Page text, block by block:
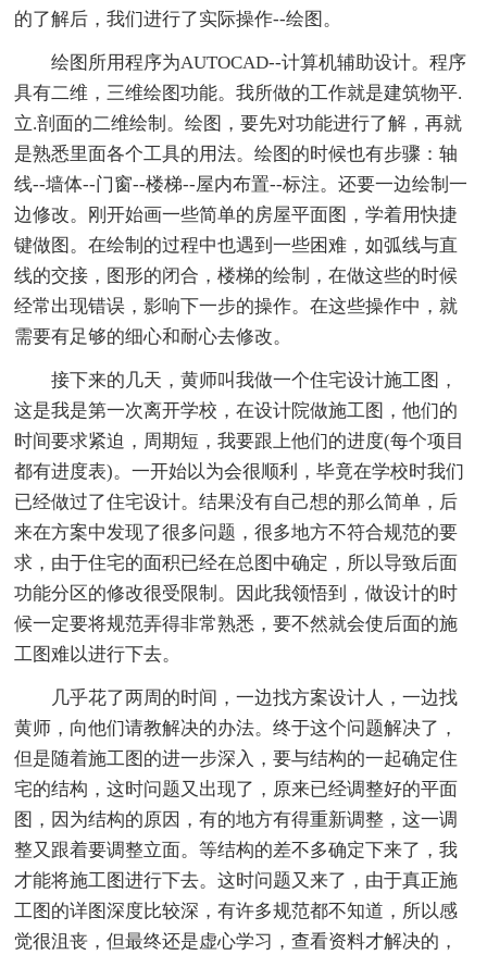
的了解后，我们进行了实际操作--绘图。
绘图所用程序为AUTOCAD--计算机辅助设计。程序
具有二维，三维绘图功能。我所做的工作就是建筑物平.
立.剖面的二维绘制。绘图，要先对功能进行了解，再就
是熟悉里面各个工具的用法。绘图的时候也有步骤：轴
线--墙体--门窗--楼梯--屋内布置--标注。还要一边绘制一
边修改。刚开始画一些简单的房屋平面图，学着用快捷
键做图。在绘制的过程中也遇到一些困难，如弧线与直
线的交接，图形的闭合，楼梯的绘制，在做这些的时候
经常出现错误，影响下一步的操作。在这些操作中，就
需要有足够的细心和耐心去修改。
接下来的几天，黄师叫我做一个住宅设计施工图，
这是我是第一次离开学校，在设计院做施工图，他们的
时间要求紧迫，周期短，我要跟上他们的进度(每个项目
都有进度表)。一开始以为会很顺利，毕竟在学校时我们
已经做过了住宅设计。结果没有自己想的那么简单，后
来在方案中发现了很多问题，很多地方不符合规范的要
求，由于住宅的面积已经在总图中确定，所以导致后面
功能分区的修改很受限制。因此我领悟到，做设计的时
候一定要将规范弄得非常熟悉，要不然就会使后面的施
工图难以进行下去。
几乎花了两周的时间，一边找方案设计人，一边找
黄师，向他们请教解决的办法。终于这个问题解决了，
但是随着施工图的进一步深入，要与结构的一起确定住
宅的结构，这时问题又出现了，原来已经调整好的平面
图，因为结构的原因，有的地方有得重新调整，这一调
整又跟着要调整立面。等结构的差不多确定下来了，我
才能将施工图进行下去。这时问题又来了，由于真正施
工图的详图深度比较深，有许多规范都不知道，所以感
觉很沮丧，但最终还是虚心学习，查看资料才解决的，